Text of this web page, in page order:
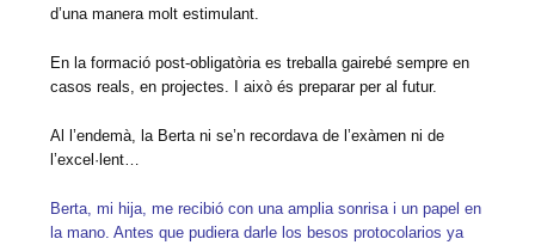
d’una manera molt estimulant.
En la formació post-obligatòria es treballa gairebé sempre en
casos reals, en projectes. I això és preparar per al futur.
Al l’endemà, la Berta ni se’n recordava de l’exàmen ni de
l’excel·lent…
Berta, mi hija, me recibió con una amplia sonrisa i un papel en
la mano. Antes que pudiera darle los besos protocolarios ya